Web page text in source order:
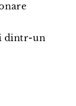
dintr⁠-⁠un